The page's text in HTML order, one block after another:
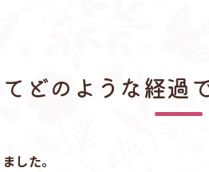
どのような経過
した。